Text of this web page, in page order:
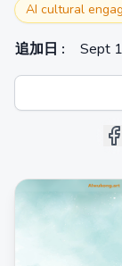
AI cultural
追加日 : Sept